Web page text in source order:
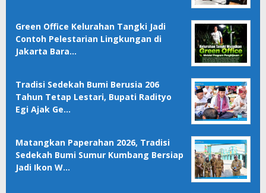
Green Office Kelurahan Tangki Jadi
Contoh Pelestarian Lingkungan di
Jakarta Bara…
Tradisi Sedekah Bumi Berusia 206
Tahun Tetap Lestari, Bupati Radityo
Egi Ajak Ge…
Matangkan Paperahan 2026, Tradisi
Sedekah Bumi Sumur Kumbang Bersiap
Jadi Ikon W…